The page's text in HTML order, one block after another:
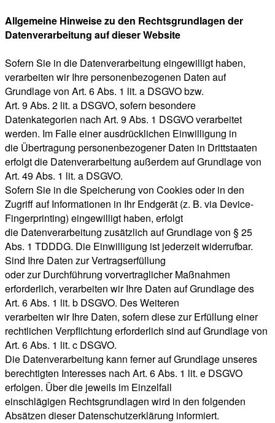
Allgemeine Hinweise zu den Rechtsgrundlagen der
Datenverarbeitung auf dieser Website
Sofern Sie in die Datenverarbeitung eingewilligt haben,
verarbeiten wir Ihre personenbezogenen Daten auf
Grundlage von Art. 6 Abs. 1 lit. a DSGVO bzw.
Art. 9 Abs. 2 lit. a DSGVO, sofern besondere
Datenkategorien nach Art. 9 Abs. 1 DSGVO verarbeitet
werden. Im Falle einer ausdrücklichen Einwilligung in
die Übertragung personenbezogener Daten in Drittstaaten
erfolgt die Datenverarbeitung außerdem auf Grundlage von
Art. 49 Abs. 1 lit. a DSGVO.
Sofern Sie in die Speicherung von Cookies oder in den
Zugriff auf Informationen in Ihr Endgerät (z. B. via Device-
Fingerprinting) eingewilligt haben, erfolgt
die Datenverarbeitung zusätzlich auf Grundlage von § 25
Abs. 1 TDDDG. Die Einwilligung ist jederzeit widerrufbar.
Sind Ihre Daten zur Vertragserfüllung
oder zur Durchführung vorvertraglicher Maßnahmen
erforderlich, verarbeiten wir Ihre Daten auf Grundlage des
Art. 6 Abs. 1 lit. b DSGVO. Des Weiteren
verarbeiten wir Ihre Daten, sofern diese zur Erfüllung einer
rechtlichen Verpflichtung erforderlich sind auf Grundlage von
Art. 6 Abs. 1 lit. c DSGVO.
Die Datenverarbeitung kann ferner auf Grundlage unseres
berechtigten Interesses nach Art. 6 Abs. 1 lit. e DSGVO
erfolgen. Über die jeweils im Einzelfall
einschlägigen Rechtsgrundlagen wird in den folgenden
Absätzen dieser Datenschutzerklärung informiert.